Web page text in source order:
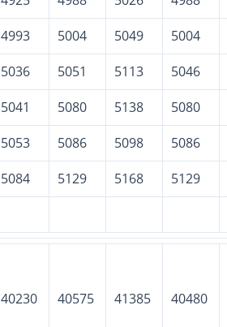
4993 5004 5049
5004
5036 5051 5113
5046
5041 5080 5138
5080
5053 5086 5098
5086
5084 5129 5168
5129
40230 40575 41385 40480